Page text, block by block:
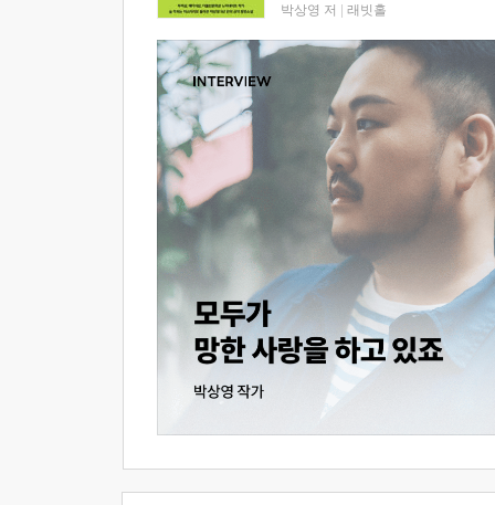
박상영 저 래빗홀